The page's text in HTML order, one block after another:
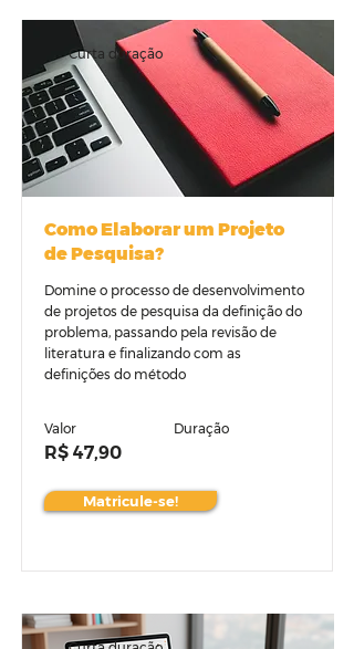
Curta duração
Como Elaborar um Projeto
de Pesquisa?
Domine o processo de desenvolvimento
de projetos de pesquisa da definição do
problema, passando pela revisão de
literatura e finalizando com as
definições do método
Valor
R$ 47,90
Duração
Matricule-se!